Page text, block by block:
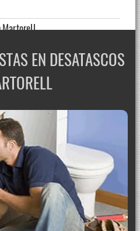
Martorell
cubas
y bajantes
en comunidades
cuba
sin obras
EN DESATASCOS